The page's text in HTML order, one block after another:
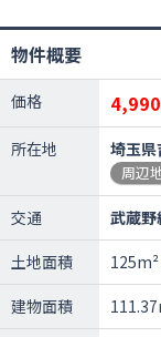
物件概要
価格 4,990
所在地
埼玉県
周辺
交通
武蔵
土地面積
建物面積